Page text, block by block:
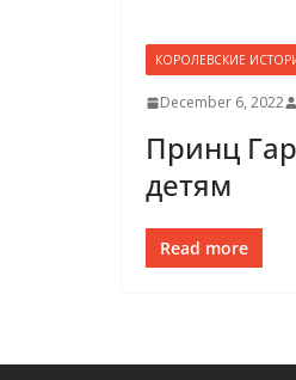
КОРОЛЕВСКИЕ
December 6, 2022
Принц
детям
Read more